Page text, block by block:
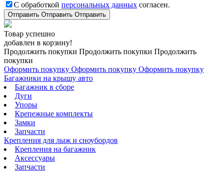
С обработкой персональных данных согласен.
Отправить Отправить Отправить
Товар успешно
добавлен в корзину!
Продолжить покупки Продолжить покупки Продолжить
покупки
Оформить покупку Оформить покупку Оформить покупку
Багажники на крышу авто
Багажник в сборе
Дуги
Упоры
Крепежные комплекты
Замки
Запчасти
Крепления для лыж и сноубордов
Крепления на багажник
Аксессуары
Запчасти